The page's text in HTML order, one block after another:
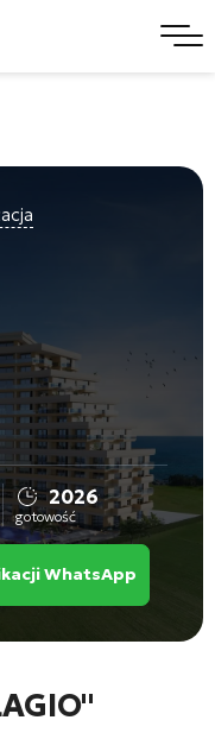
2026
gotowość
WhatsApp